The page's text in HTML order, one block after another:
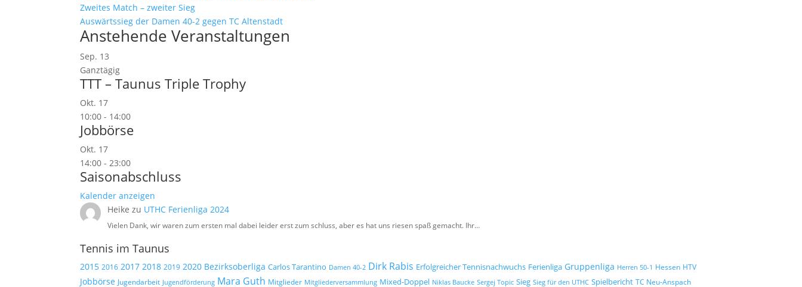
Zweites Match – zweiter Sieg
Auswärtssieg der Damen 40-2 gegen TC Altenstadt
Anstehende Veranstaltungen
Sep. 13
Ganztägig
TTT – Taunus Triple Trophy
Okt. 17
10:00 - 14:00
Jobbörse
Okt. 17
14:00 -23:00
Saisonabschluss
Kalender anzeigen
Heike zu UTHC Ferienliga 2024
Vielen Dank, wir waren zum ersten mal dabei leider erst zum schluss, aber es hat uns riesen spaß gemacht. Ihr…
Tennis im Taunus
2015 2016 2017 2018 2019 2020 Bezirksoberliga Carlos Tarantino Damen 40-2 Dirk Rabis Erfolgreicher Tennisnachwuchs Ferienliga Gruppenliga Herren 50-1 Hessen HTV
Jobbörse Jugendarbeit Jugendförderung Mara Guth Mitglieder Mitgliederversammlung Mixed-Doppel Niklas Baucke Sergej Topic Sieg Sieg für den UTHC Spielbericht TC Neu-Anspach